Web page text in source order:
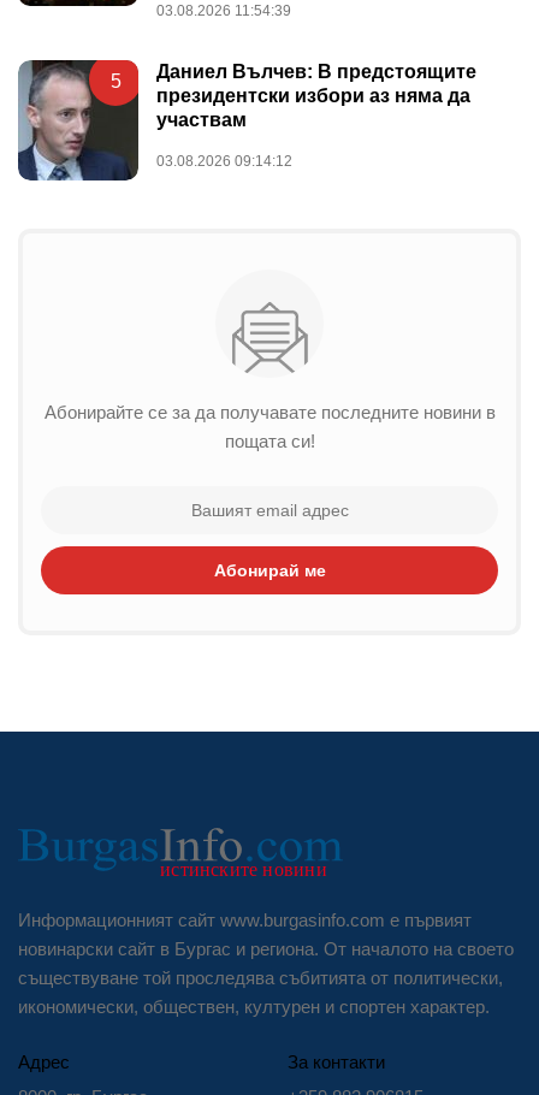
03.08.2026 11:54:39
5
Даниел Вълчев: В предстоящите
президентски избори аз няма да
участвам
03.08.2026 09:14:12
Абонирайте се за да получавате последните новини в
пощата си!
Абонирай ме
Информационният сайт www.burgasinfo.com е първият
новинарски сайт в Бургас и региона. От началото на своето
съществуване той проследява събитията от политически,
икономически, обществен, културен и спортен характер.
Адрес
За контакти